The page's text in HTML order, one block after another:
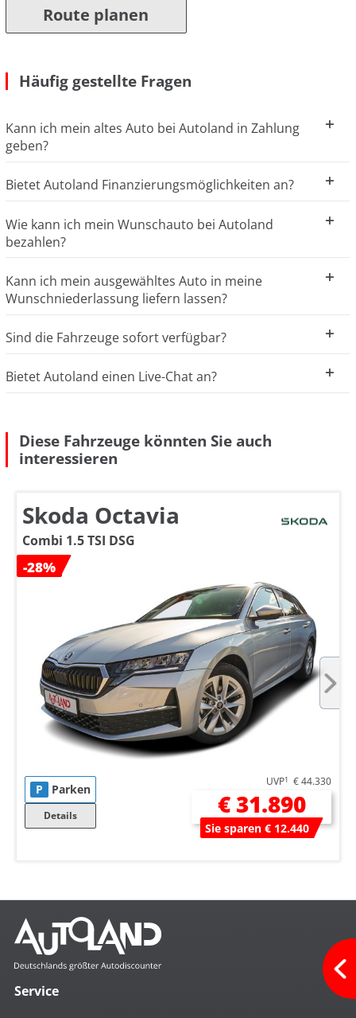
Route planen
Häufig gestellte Fragen
Kann ich mein altes Auto bei Autoland in Zahlung
geben?
Bietet Autoland Finanzierungsmöglichkeiten an?
Wie kann ich mein Wunschauto bei Autoland
bezahlen?
Kann ich mein ausgewähltes Auto in meine
Wunschniederlassung liefern lassen?
Sind die Fahrzeuge sofort verfügbar?
Bietet Autoland einen Live-Chat an?
Diese Fahrzeuge könnten Sie auch
interessieren
Skoda Octavia
Combi 1.5 TSI DSG
-28%
P Parken
Details
UVP1 € 44.330
€ 31.890
Sie sparen € 12.440
Service